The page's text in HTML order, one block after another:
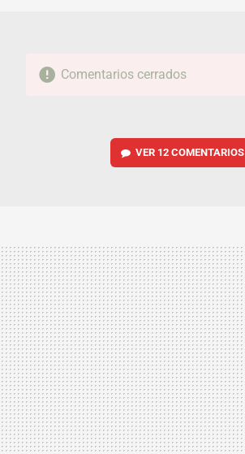
Comentarios cerrados
VER 12 COMENTARIOS